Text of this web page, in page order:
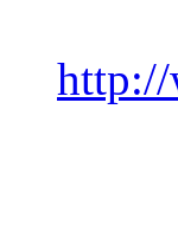
http://